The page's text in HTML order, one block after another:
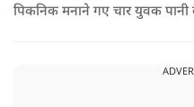
पिकनिक मनाने गए चार युवक